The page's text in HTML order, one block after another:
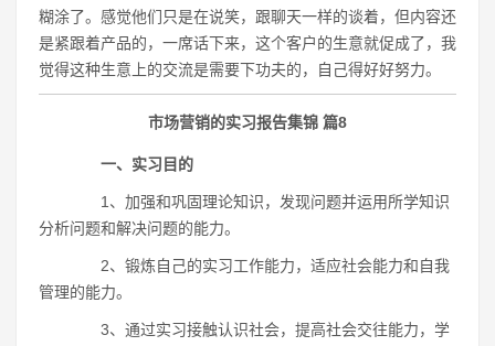
糊涂了。感觉他们只是在说笑，跟聊天一样的谈着，但内容还
是紧跟着产品的，一席话下来，这个客户的生意就促成了，我
觉得这种生意上的交流是需要下功夫的，自己得好好努力。
市场营销的实习报告集锦 篇8
一、实习目的
1、加强和巩固理论知识，发现问题并运用所学知识
分析问题和解决问题的能力。
2、锻炼自己的实习工作能力，适应社会能力和自我
管理的能力。
3、通过实习接触认识社会，提高社会交往能力，学